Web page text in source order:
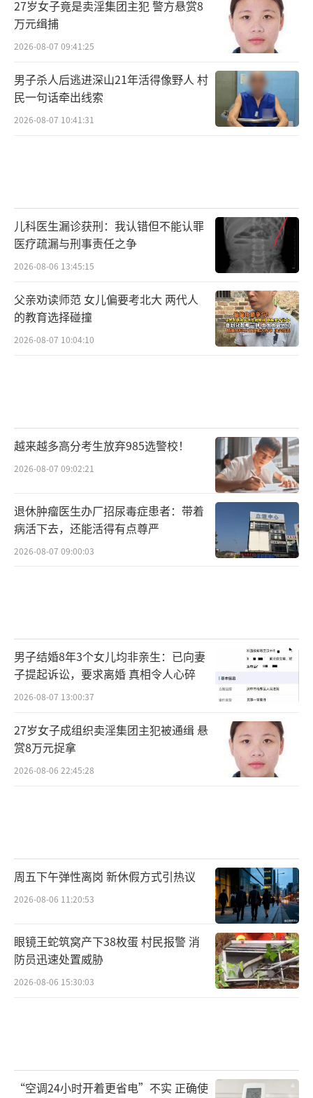
27岁女子竟是卖淫集团主犯 警方悬赏8
万元缉捕
2026-08-07 09:41:25
男子杀人后逃进深山21年活得像野人 村
民一句话牵出线索
2026-08-07 10:41:31
儿科医生漏诊获刑：我认错但不能认罪
医疗疏漏与刑事责任之争
2026-08-06 13:45:15
父亲劝读师范 女儿偏要考北大 两代人
的教育选择碰撞
2026-08-07 10:04:10
越来越多高分考生放弃985选警校！
2026-08-07 09:02:21
退休肿瘤医生办厂招尿毒症患者：带着
病活下去，还能活得有点尊严
2026-08-07 09:00:03
男子结婚8年3个女儿均非亲生：已向妻
子提起诉讼，要求离婚 真相令人心碎
2026-08-07 13:00:37
27岁女子成组织卖淫集团主犯被通缉 悬
赏8万元捉拿
2026-08-06 22:45:28
周五下午弹性离岗 新休假方式引热议
2026-08-06 11:20:53
眼镜王蛇筑窝产下38枚蛋 村民报警 消
防员迅速处置威胁
2026-08-06 15:30:03
“空调24小时开着更省电”不实 正确使